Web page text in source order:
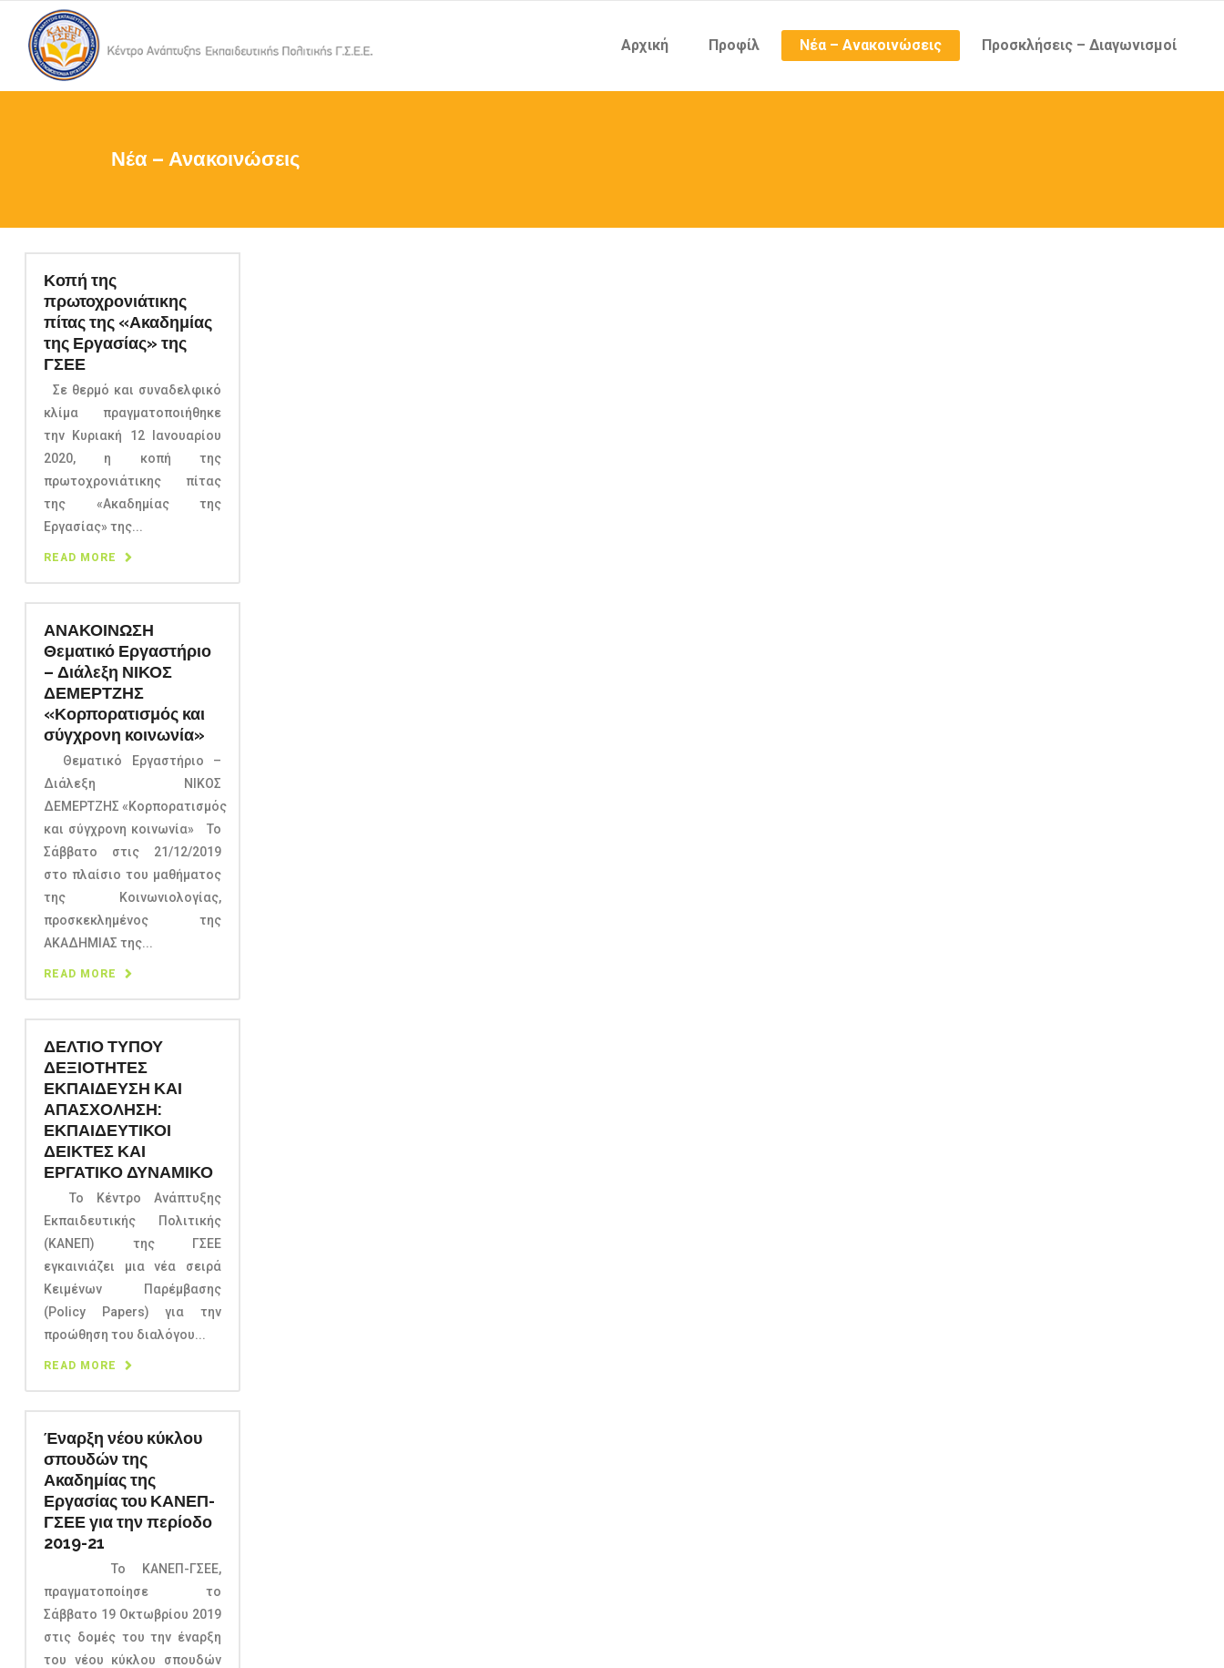
Αρχική Προφίλ Νέα – Ανακοινώσεις Προσκλήσεις – Διαγωνισμοί
Νέα – Ανακοινώσεις
Κοπή της
πρωτοχρονιάτικης
πίτας της «Ακαδημίας
της Εργασίας» της
ΓΣΕΕ
Σε θερμό και συναδελφικό
κλίμα πραγματοποιήθηκε
την Κυριακή 12 Ιανουαρίου
2020, η κοπή της
πρωτοχρονιάτικης πίτας
της «Ακαδημίας της
Εργασίας» της...
READ MORE
ΑΝΑΚΟΙΝΩΣΗ
Θεματικό Εργαστήριο
– Διάλεξη ΝΙΚΟΣ
ΔΕΜΕΡΤΖΗΣ
«Κορπορατισμός και
σύγχρονη κοινωνία»
Θεματικό Εργαστήριο –
Διάλεξη ΝΙΚΟΣ
ΔΕΜΕΡΤΖΗΣ «Κορπορατισμός
και σύγχρονη κοινωνία» Το
Σάββατο στις 21/12/2019
στο πλαίσιο του μαθήματος
της Κοινωνιολογίας,
προσκεκλημένος της
ΑΚΑΔΗΜΙΑΣ της...
READ MORE
ΔΕΛΤΙΟ ΤΥΠΟΥ
ΔΕΞΙΟΤΗΤΕΣ
ΕΚΠΑΙΔΕΥΣΗ ΚΑΙ
ΑΠΑΣΧΟΛΗΣΗ:
ΕΚΠΑΙΔΕΥΤΙΚΟΙ
ΔΕΙΚΤΕΣ ΚΑΙ
ΕΡΓΑΤΙΚΟ ΔΥΝΑΜΙΚΟ
Το Κέντρο Ανάπτυξης
Εκπαιδευτικής Πολιτικής
(ΚΑΝΕΠ) της ΓΣΕΕ
εγκαινιάζει μια νέα σειρά
Κειμένων Παρέμβασης
(Policy Papers) για την
προώθηση του διαλόγου...
READ MORE
Έναρξη νέου κύκλου
σπουδών της
Ακαδημίας της
Εργασίας του ΚΑΝΕΠ-
ΓΣΕΕ για την περίοδο
2019-21
Το ΚΑΝΕΠ-ΓΣΕΕ,
πραγματοποίησε το
Σάββατο 19 Οκτωβρίου 2019
στις δομές του την έναρξη
του νέου κύκλου σπουδών